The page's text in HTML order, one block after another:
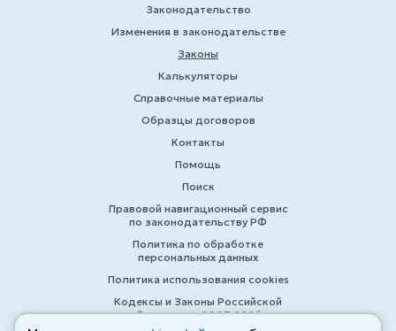
Законодательство
Изменения в законодательстве
Законы
Калькуляторы
Справочные материалы
Образцы договоров
Контакты
Помощь
Поиск
Правовой навигационный сервис
по законодательству РФ
Политика по обработке
персональных данных
Политика использования cookies
Кодексы и Законы Российской
Федерации 2007-2026